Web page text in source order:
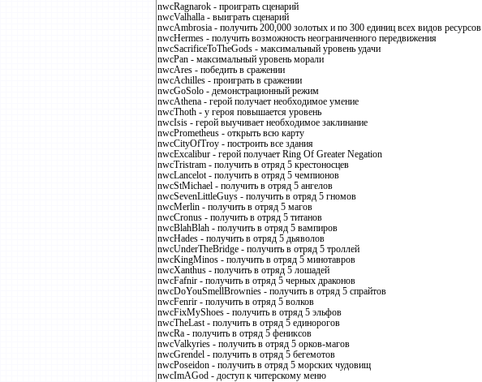
nwcRagnarok - проиграть сценарий
nwcValhalla - выиграть сценарий
nwcAmbrosia - получить 200,000 золотых и по 300 единиц всех видов ресурсов
nwcHermes - получить возможность неограниченного передвижения
nwcSacrificeToTheGods - максимальный уровень удачи
nwcPan - максимальный уровень морали
nwcAres - победить в сражении
nwcAchilles - проиграть в сражении
nwcGoSolo - демонстрационный режим
nwcAthena - герой получает необходимое умение
nwcThoth - у героя повышается уровень
nwcIsis - герой выучивает необходимое заклинание
nwcPrometheus - открыть всю карту
nwcCityOfTroy - построить все здания
nwcExcalibur - герой получает Ring Of Greater Negation
nwcTristram - получить в отряд 5 крестоносцев
nwcLancelot - получить в отряд 5 чемпионов
nwcStMichael - получить в отряд 5 ангелов
nwcSevenLittleGuys - получить в отряд 5 гномов
nwcMerlin - получить в отряд 5 магов
nwcCronus - получить в отряд 5 титанов
nwcBlahBlah - получить в отряд 5 вампиров
nwcHades - получить в отряд 5 дьяволов
nwcUnderTheBridge - получить в отряд 5 троллей
nwcKingMinos - получить в отряд 5 минотавров
nwcXanthus - получить в отряд 5 лошадей
nwcFafnir - получить в отряд 5 черных драконов
nwcDoYouSmellBrownies - получить в отряд 5 спрайтов
nwcFenrir - получить в отряд 5 волков
nwcFixMyShoes - получить в отряд 5 эльфов
nwcTheLast - получить в отряд 5 единорогов
nwcRa - получить в отряд 5 фениксов
nwcValkyries - получить в отряд 5 орков-магов
nwcGrendel - получить в отряд 5 бегемотов
nwcPoseidon - получить в отряд 5 морских чудовищ
nwcImAGod - доступ к читерскому меню